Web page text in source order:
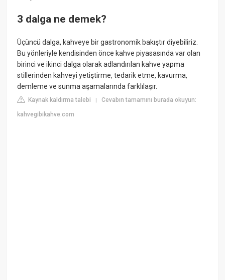
3 dalga ne demek?
Üçüncü dalga, kahveye bir gastronomik bakıştır diyebiliriz.
Bu yönleriyle kendisinden önce kahve piyasasında var olan
birinci ve ikinci dalga olarak adlandırılan kahve yapma
stillerinden kahveyi yetiştirme, tedarik etme, kavurma,
demleme ve sunma aşamalarında farklılaşır.
Kaynak kaldırma talebi |Cevabın tamamını burada okuyun:
kahvegibikahve.com